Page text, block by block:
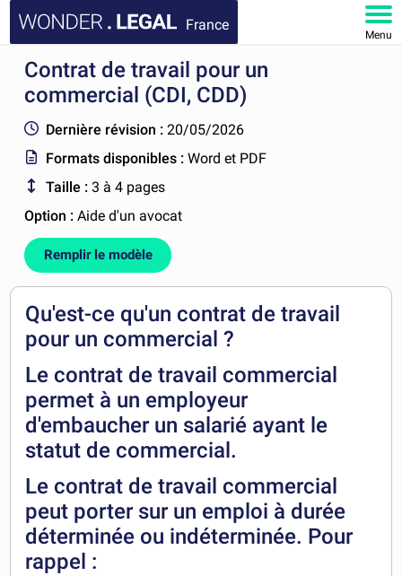
France
Menu
ACCUEIL
FAQ
MON COMPTE
Contrat de travail pour un
commercial (CDI, CDD)
Dernière révision : 20/05/2026
Formats disponibles :Word et PDF
Taille : 3 à 4 pages
Option :Aide d'un avocat
Remplir le modèle
Qu'est-ce qu'un contrat de travail
pour un commercial ?
Le contrat de travail commercial
permet à un employeur
d'embaucher un salarié ayant le
statut de commercial.
Le contrat de travail commercial
peut porter sur un emploi à durée
déterminée ou indéterminée. Pour
rappel :